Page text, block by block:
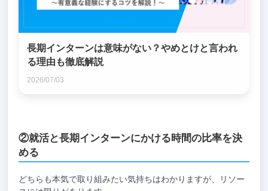
長期インターンは意味がない？やめとけと言われ
る理由も徹底解説
2026/07/03
②就活と長期インターンにかける時間の比率を決
める
どちらも本気で取り組みたい気持ちはわかりますが、リソー